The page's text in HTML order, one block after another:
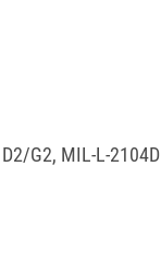
G2, MIL-L-2104D